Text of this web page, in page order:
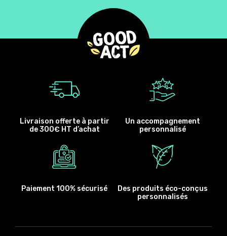
Livraison offerte à partir
de 300€ HT d’achat
Un accompagnement
personnalisé
Paiement 100% sécurisé
Des produits éco-conçus
personnalisés